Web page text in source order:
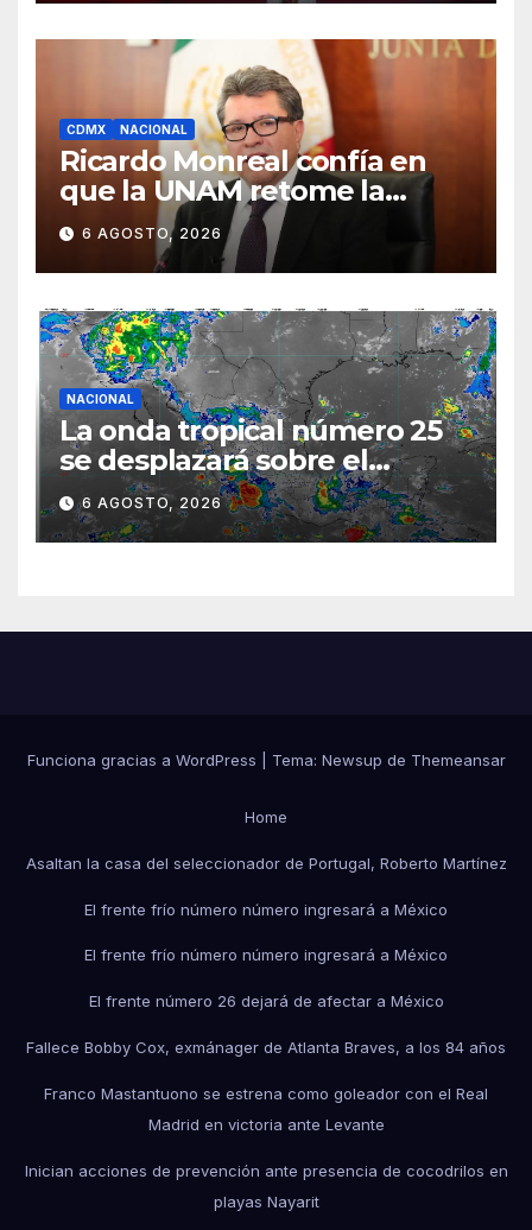
CDMX NACIONAL
Ricardo Monreal confía en
que la UNAM retome la
normalidad e inicie el
semestre mediante el
diálogo
6 AGOSTO, 2026
NACIONAL
La onda tropical número 25
se desplazará sobre el
sureste mexicano
6 AGOSTO, 2026
Funciona gracias a WordPress Tema: Newsup de Themeansar
Home
Asaltan la casa del seleccionador de Portugal, Roberto Martínez
El frente frío número número ingresará a México
El frente frío número número ingresará a México
El frente número 26 dejará de afectar a México
Fallece Bobby Cox, exmánager de Atlanta Braves, a los 84 años
Franco Mastantuono se estrena como goleador con el Real
Madrid en victoria ante Levante
Inician acciones de prevención ante presencia de cocodrilos en
playas Nayarit